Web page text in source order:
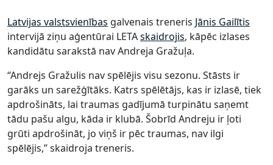
Latvijas valstsvienības galvenais treneris Jānis Gailītis
intervijā ziņu aģentūrai LETAskaidrojis, kāpēc izlases
kandidātu sarakstā nav Andreja Gražuļa.
“Andrejs Gražulis nav spēlējis visu sezonu. Stāsts ir
garāks un sarežģītāks. Katrs spēlētājs, kas ir izlasē, tiek
apdrošināts, lai traumas gadījumā turpinātu saņemt
tādu pašu algu, kāda ir klubā. Šobrīd Andreju ir ļoti
grūti apdrošināt, jo viņš ir pēc traumas, nav ilgi
spēlējis,” skaidroja treneris.